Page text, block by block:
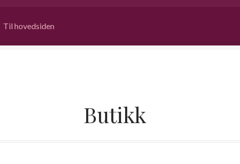
Til hovedsiden
Butikk